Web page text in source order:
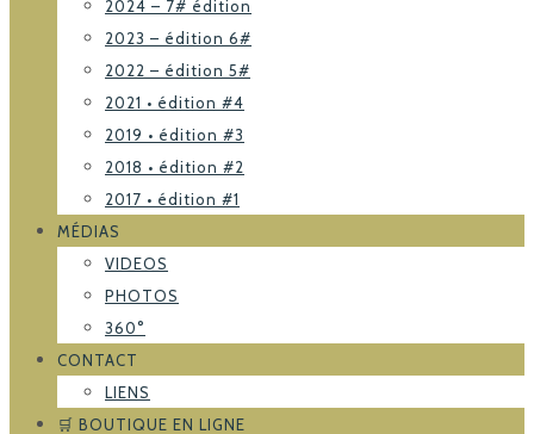
2024 – 7# édition
2023 – édition 6#
2022 – édition 5#
2021 • édition #4
2019 • édition #3
2018 • édition #2
2017 • édition #1
MÉDIAS
VIDEOS
PHOTOS
360°
CONTACT
LIENS
🛒 BOUTIQUE EN LIGNE